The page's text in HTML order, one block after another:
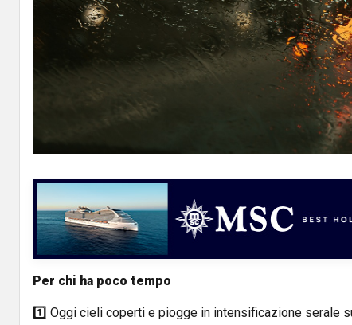
Per chi ha poco tempo
1️⃣ Oggi cieli coperti e piogge in intensificazione serale